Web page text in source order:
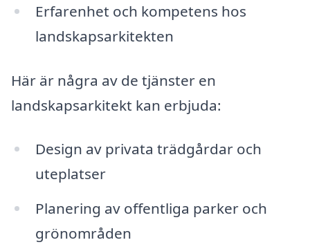
Erfarenhet och kompetens hos
landskapsarkitekten
Här är några av de tjänster en
landskapsarkitekt kan erbjuda:
Design av privata trädgårdar och
uteplatser
Planering av offentliga parker och
grönområden